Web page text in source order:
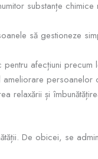
substanțe chimice
să gestioneze
afecțiuni precum
persoanelor
relaxării și
De obicei, se